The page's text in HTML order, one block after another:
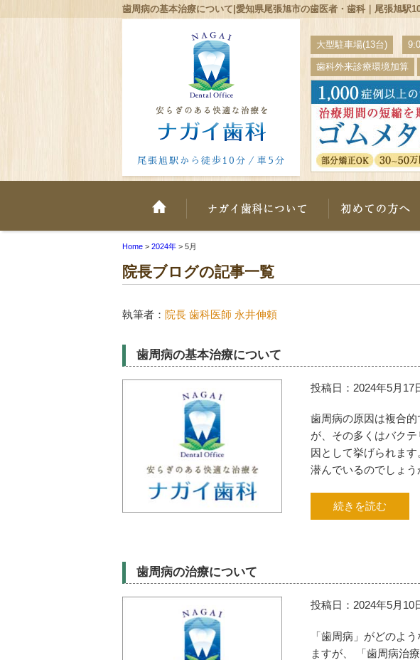
歯周病の基本治療について|愛知県尾張旭市の歯医者・歯科｜尾張旭駅
尾張旭駅から徒歩10分／車5分
大型駐車場(13台)
歯科外来診療環境加算
ホーム ナガイ歯科について
Home > 2024年 > 5月
院長ブログの記事一覧
執筆者： 院長 歯科医師 永井伸頼
歯周病の基本治療について
投稿日：2024年5月17
歯周病の原因は複合
が、その多くはバク
因として挙げられま
潜んでいるのでしょ
続きを読む
歯周病の治療について
投稿日：2024年5月10
「歯周病」がどのよ
ますが、 「歯周病治